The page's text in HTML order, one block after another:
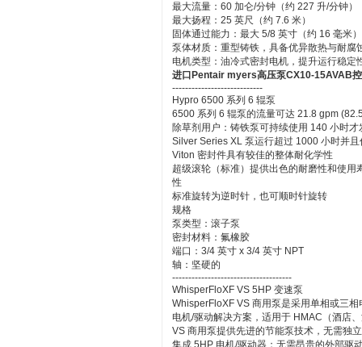
最大流量：60 加仑/分钟（约 227 升/分钟）
最大扬程：25 英尺（约 7.6 米）
固体通过能力：最大 5/8 英寸（约 16 毫米
泵体材质：重型铸铁，具备优异散热与耐腐
电机类型：油冷式密封电机，提升运行稳定
进口Pentair myers高压泵CX10-15AVAB
----------------------------
Hypro 6500 系列 6 辊泵
6500 系列 6 辊泵的流量可达 21.8 gpm
除草剂用户：铸铁泵可持续使用 140 小时
Silver Series XL 泵运行超过 1000 小时并
Viton 密封件具有较佳的整体耐化学性
超级滚轮（标准）提供出色的耐磨性和使
性
标准旋转为逆时针，也可顺时针旋转
规格
泵类型：滚子泵
密封材料：氟橡胶
端口：3/4 英寸 x 3/4 英寸 NPT
轴：坚硬的
-------------------------------------
WhisperFloXF VS 5HP 变速泵
WhisperFloXF VS 商用泵是采用单相或三
电机/驱动解决方案，适用于 HMAC（酒店
VS 商用泵提供先进的节能泵技术，无需独
集成 5HP 电机/驱动器；无需昂贵的外部驱